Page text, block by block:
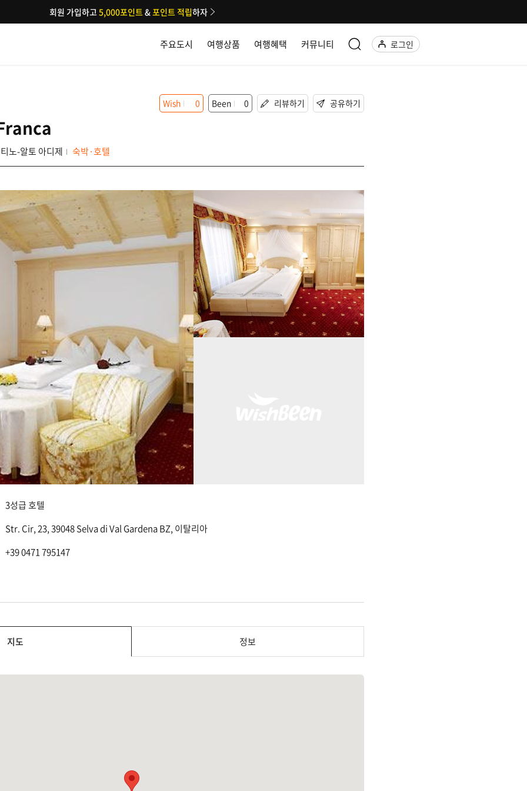
주요도시 여행상품 여행혜택 커뮤니티 로그인
회원 가입하고5,000포인트&포인트 적립하자
노-알토 아디제 숙박·호텔
Wish 0 Been 0 리뷰하기 공유하기
3성급 호텔
Str. Cir, 23, 39048 Selva di Val Gardena BZ, 이탈리아
+39 0471 795147
지도 정보